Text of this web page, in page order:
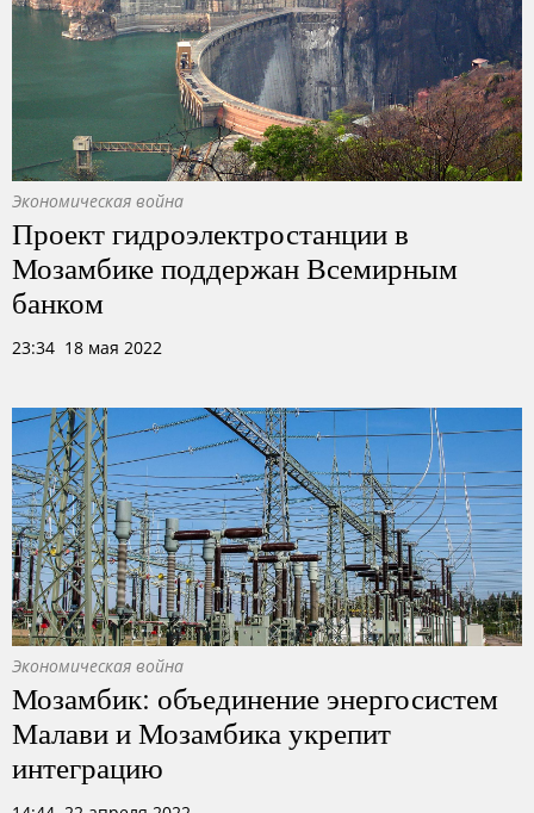
Экономическая война
Проект гидроэлектростанции в
Мозамбике поддержан Всемирным
банком
23:34 18 мая 2022
Экономическая война
Мозамбик: объединение энергосистем
Малави и Мозамбика укрепит
интеграцию